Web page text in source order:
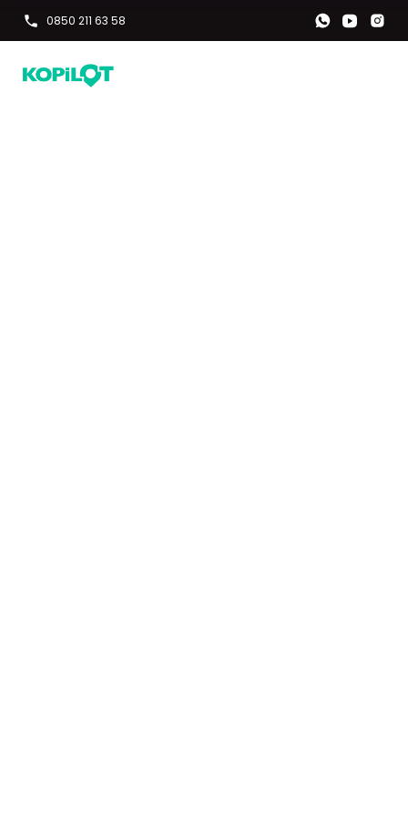
0850 211 63 58